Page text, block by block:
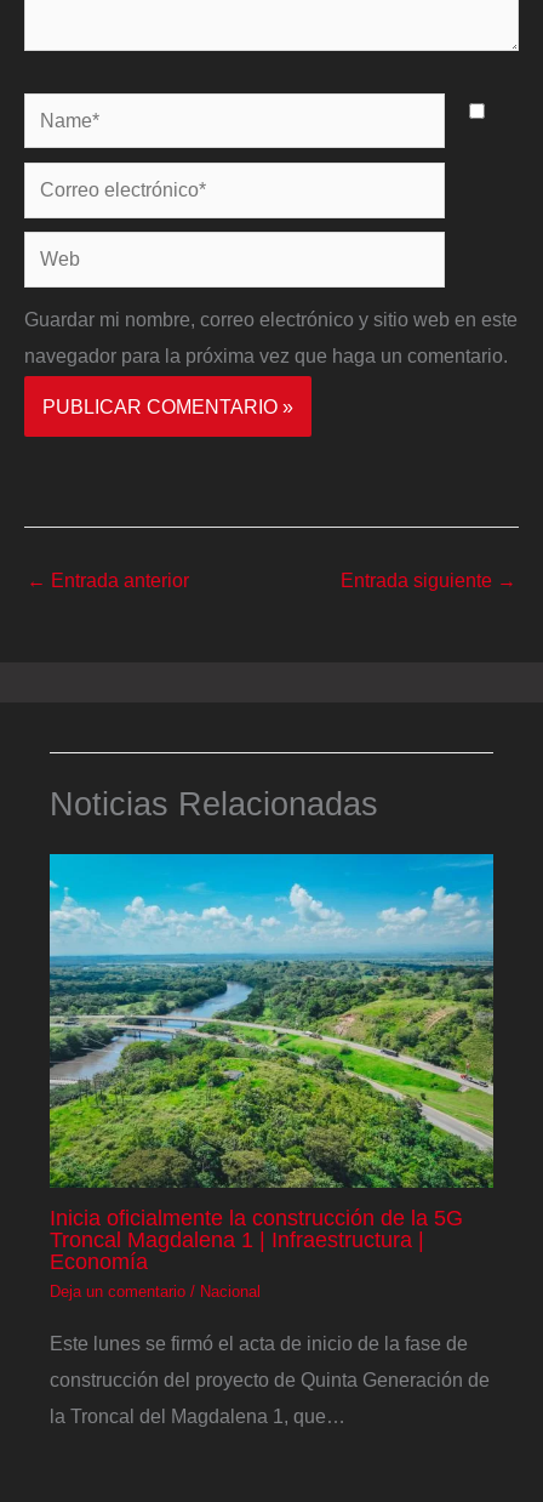
Name*
Correo
electrónico*
Web
Guardar mi nombre, correo electrónico y sitio web en este
navegador para la próxima vez que haga un comentario.
← Entrada anterior Entrada siguiente →
Noticias Relacionadas
Inicia oficialmente la construcción de la 5G
Troncal Magdalena 1 | Infraestructura |
Economía
Deja un comentario / Nacional
Este lunes se firmó el acta de inicio de la fase de
construcción del proyecto de Quinta Generación de
la Troncal del Magdalena 1, que…